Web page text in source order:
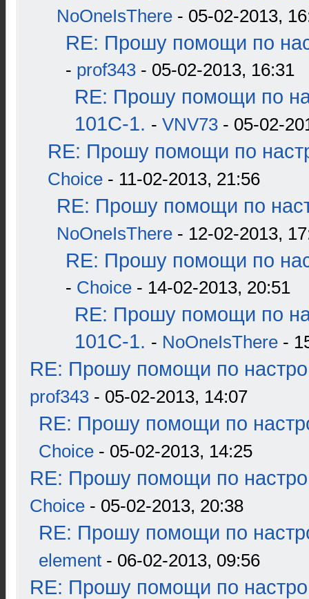
NoOneIsThere - 05-02-2013,
RE: Прошу помощи по
- prof343 - 05-02-2013, 16:31
RE: Прошу помощи по
101С-1. - VNV73 - 05-02-
RE: Прошу помощи по
Choice - 11-02-2013, 21:56
RE: Прошу помощи по
NoOneIsThere - 12-02-2013,
RE: Прошу помощи по
- Choice - 14-02-2013, 20:51
RE: Прошу помощи по
101С-1. - NoOneIsThere -
RE: Прошу помощи по
prof343 - 05-02-2013, 14:07
RE: Прошу помощи по
Choice - 05-02-2013, 14:25
RE: Прошу помощи по
Choice - 05-02-2013, 20:38
RE: Прошу помощи по
element - 06-02-2013, 09:56
RE: Прошу помощи по